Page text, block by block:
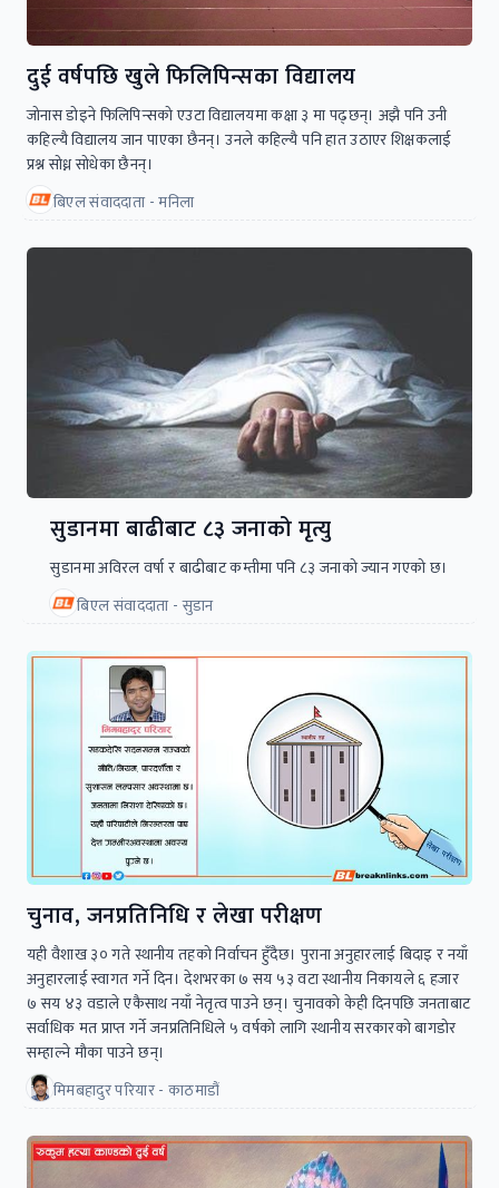
दुई वर्षपछि खुले फिलिपिन्सका विद्यालय
जोनास डोइने फिलिपिन्सको एउटा विद्यालयमा कक्षा ३ मा पढ्छन्। अझै पनि उनी
कहिल्यै विद्यालय जान पाएका छैनन्। उनले कहिल्यै पनि हात उठाएर शिक्षकलाई
प्रश्न सोध्न सोधेका छैनन्।
बिएल संवाददाता - मनिला
सुडानमा बाढीबाट ८३ जनाको मृत्यु
सुडानमा अविरल वर्षा र बाढीबाट कम्तीमा पनि ८३ जनाको ज्यान गएको छ।
बिएल संवाददाता - सुडान
चुनाव, जनप्रतिनिधि र लेखा परीक्षण
यही वैशाख ३० गते स्थानीय तहको निर्वाचन हुँदैछ। पुराना अनुहारलाई बिदाइ र नयाँ
अनुहारलाई स्वागत गर्ने दिन। देशभरका ७ सय ५३ वटा स्थानीय निकायले ६ हजार
७ सय ४३ वडाले एकैसाथ नयाँ नेतृत्व पाउने छन्। चुनावकाे केही दिनपछि जनताबाट
सर्वाधिक मत प्राप्त गर्ने जनप्रतिनिधिले ५ वर्षको लागि स्थानीय सरकारकाे बागडोर
सम्हाल्ने माैका पाउने छन्।
मिमबहादुर परियार - काठमाडौं